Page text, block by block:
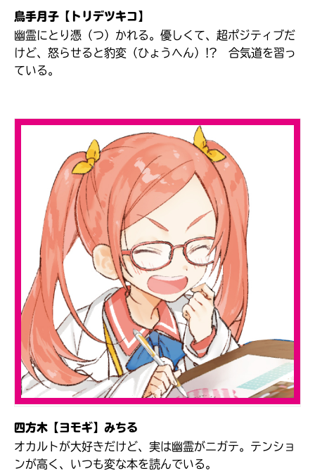
オフィシャルアカウント
SNSでシェアする
鳥手月子【トリデツキコ】
幽霊にとり憑（つ）かれる。優しくて、超ポジティブだ
けど、怒らせると豹変（ひょうへん）!? 合気道を習っ
ている。
四方木【ヨモギ】みちる
オカルトが大好きだけど、実は幽霊がニガテ。テンショ
ンが高く、いつも変な本を読んでいる。